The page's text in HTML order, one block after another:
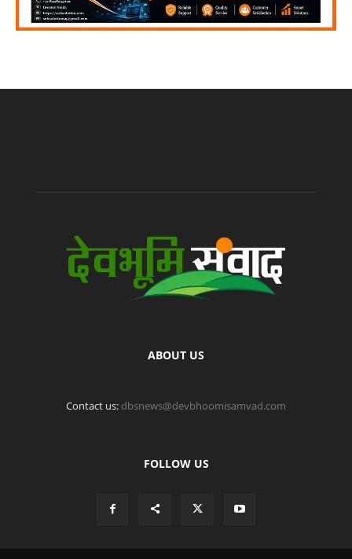
ABOUT US
Contact us: dbsnews@devbhoomisamvad.com
FOLLOW US